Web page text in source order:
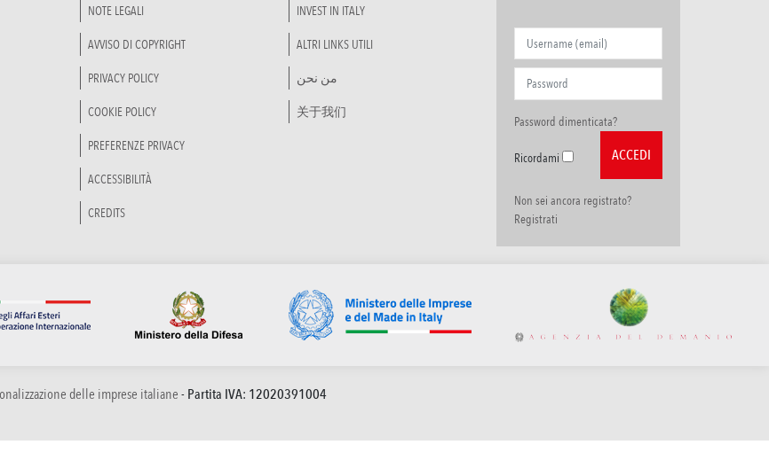
NOTE LEGALI
AVVISO DI COPYRIGHT
PRIVACY POLICY
COOKIE POLICY
PREFERENZE PRIVACY
ACCESSIBILITÀ
CREDITS
INVEST IN ITALY
ALTRI LINKS UTILI
من نحن
关于我们
Password dimenticata?
Ricordami
Non sei ancora registrato?
Registrati
delle imprese italiane - Partita IVA: 12020391004